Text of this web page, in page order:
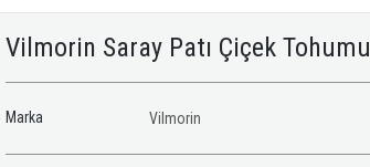
Vilmorin Saray Patı Çiçek Tohumu
Marka Vilmorin